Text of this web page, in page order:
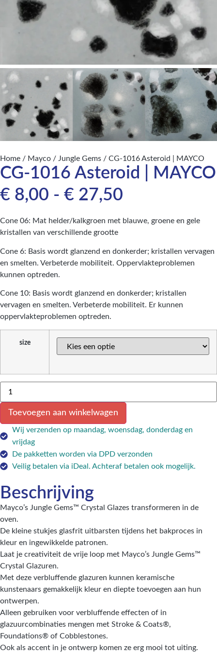
Home / Mayco / Jungle Gems / CG-1016 Asteroid | MAYCO
CG-1016 Asteroid | MAYCO
€ 8,00 - € 27,50
Cone 06: Mat helder/kalkgroen met blauwe, groene en gele
kristallen van verschillende grootte
Cone 6: Basis wordt glanzend en donkerder; kristallen vervagen
en smelten. Verbeterde mobiliteit. Oppervlakteproblemen
kunnen optreden.
Cone 10: Basis wordt glanzend en donkerder; kristallen
vervagen en smelten. Verbeterde mobiliteit. Er kunnen
oppervlakteproblemen optreden.
size
Toevoegen aan winkelwagen
Wij verzenden op maandag, woensdag, donderdag en
vrijdag
De pakketten worden via DPD verzonden
Veilig betalen via iDeal. Achteraf betalen ook mogelijk.
Beschrijving
Mayco’s Jungle Gems™ Crystal Glazes transformeren in de
oven.
De kleine stukjes glasfrit uitbarsten tijdens het bakproces in
kleur en ingewikkelde patronen.
Laat je creativiteit de vrije loop met Mayco’s Jungle Gems™
Crystal Glazuren.
Met deze verbluffende glazuren kunnen keramische
kunstenaars gemakkelijk kleur en diepte toevoegen aan hun
ontwerpen.
Alleen gebruiken voor verbluffende effecten of in
glazuurcombinaties mengen met Stroke & Coats®,
Foundations® of Cobblestones.
Ook als accent in je ontwerp komen ze erg mooi tot uiting.